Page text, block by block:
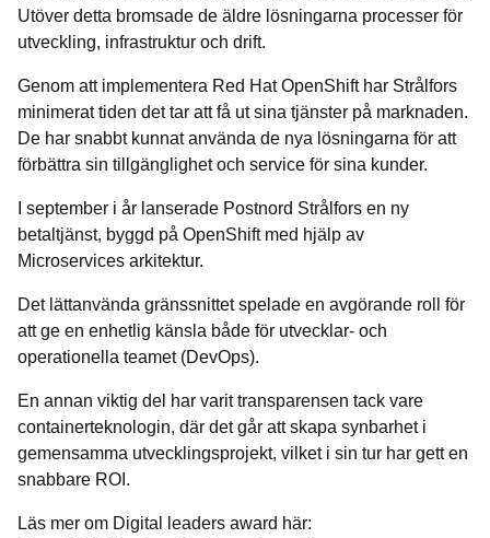
Utöver detta bromsade de äldre lösningarna processer för
utveckling, infrastruktur och drift.
Genom att implementera Red Hat OpenShift har Strålfors
minimerat tiden det tar att få ut sina tjänster på marknaden.
De har snabbt kunnat använda de nya lösningarna för att
förbättra sin tillgänglighet och service för sina kunder.
I september i år lanserade Postnord Strålfors en ny
betaltjänst, byggd på OpenShift med hjälp av
Microservices arkitektur.
Det lättanvända gränssnittetspelade en avgörande roll för
att ge en enhetlig känsla både för utvecklar- och
operationella teamet (DevOps).
En annan viktig del har varit transparensen tack vare
containerteknologin, där det går att skapa synbarhet i
gemensamma utvecklingsprojekt, vilket i sin tur har gett en
snabbare ROI.
Läs mer om Digital leaders award här: